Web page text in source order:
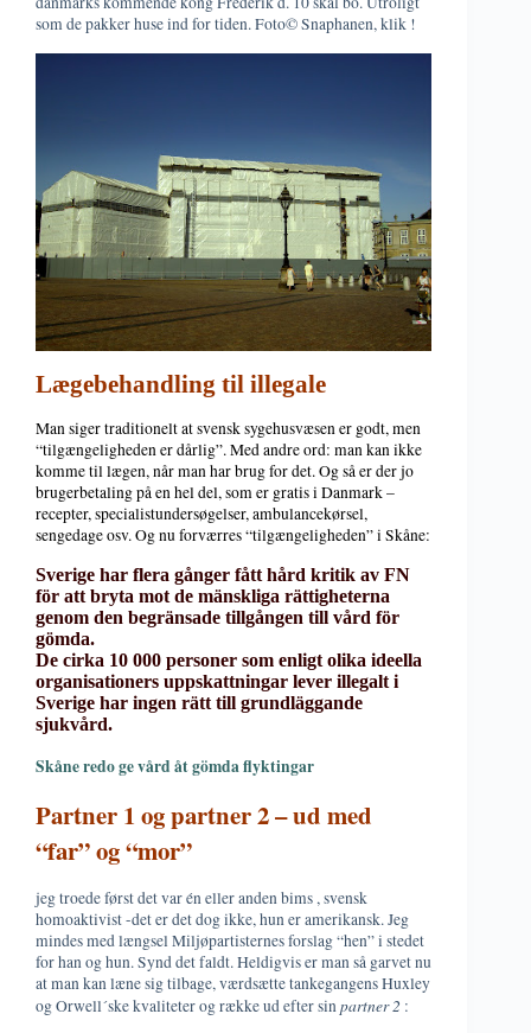
som de pakker huse ind for tiden. Foto© Snaphanen, klik !
Lægebehandling til illegale
Man siger traditionelt at svensk sygehusvæsen er godt, men
“tilgængeligheden er dårlig”. Med andre ord: man kan ikke
komme til lægen, når man har brug for det. Og så er der jo
brugerbetaling på en hel del, som er gratis i Danmark –
recepter, specialistundersøgelser, ambulancekørsel,
sengedage osv. Og nu forværres “tilgængeligheden” i Skåne:
Sverige har flera gånger fått hård kritik av FN
för att bryta mot de mänskliga rättigheterna
genom den begränsade tillgången till vård för
gömda.
De cirka 10 000 personer som enligt olika ideella
organisationers uppskattningar lever illegalt i
Sverige har ingen rätt till grundläggande
sjukvård.
Skåne redo ge vård åt gömda flyktingar
Partner 1 og partner 2 – ud med
“far” og “mor”
jeg troede først det var én eller anden bims , svensk
homoaktivist -det er det dog ikke, hun er amerikansk. Jeg
mindes med længsel Miljøpartisternes forslag “hen” i stedet
for han og hun. Synd det faldt. Heldigvis er man så garvet nu
at man kan læne sig tilbage, værdsætte tankegangens Huxley
og Orwell´ske kvaliteter og række ud efter sinpartner 2 :